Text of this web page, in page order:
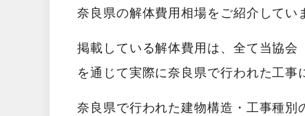
奈良県の解体費用相場をご紹介してい
掲載している解体費用は、全て当協会
を通じて実際に奈良県で行われた工事
奈良県で行われた建物構造・工事種別